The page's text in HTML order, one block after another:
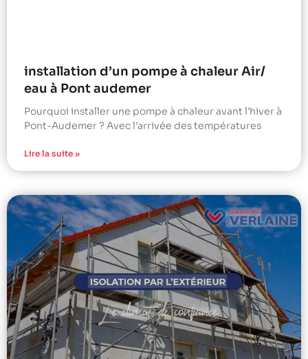
installation d’un pompe à chaleur Air/
eau à Pont audemer
Pourquoi installer une pompe à chaleur avant l’hiver à
Pont-Audemer ? Avec l’arrivée des températures
Lire la suite »